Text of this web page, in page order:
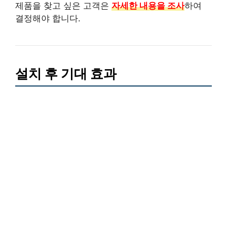
제품을 찾고 싶은 고객은 자세한 내용을 조사하여
결정해야 합니다.
설치 후 기대 효과